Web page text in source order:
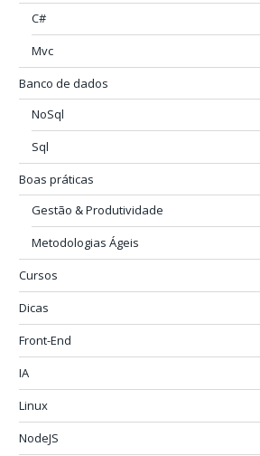
C#
Mvc
Banco de dados
NoSql
Sql
Boas práticas
Gestão & Produtividade
Metodologias Ágeis
Cursos
Dicas
Front-End
IA
Linux
NodeJS